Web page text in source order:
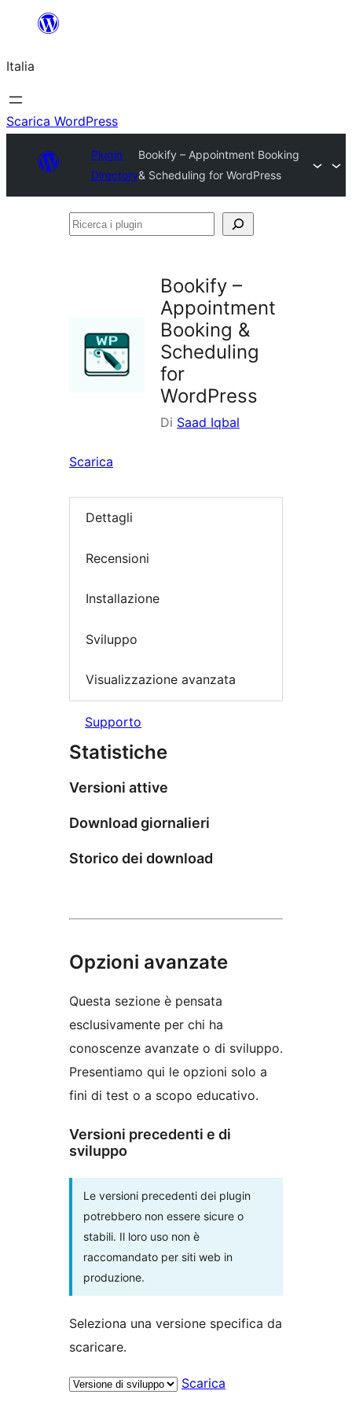
contenuto
Italia
Scarica WordPress
Plugin
Directory
Bookify – Appointment Booking
& Scheduling for WordPress
Ricerca
Bookify –
Appointment
Booking &
Scheduling
for
WordPress
Di Saad Iqbal
Scarica
Dettagli
Recensioni
Installazione
Sviluppo
Visualizzazione avanzata
Supporto
Statistiche
Versioni attive
Download giornalieri
Storico dei download
Opzioni avanzate
Questa sezione è pensata
esclusivamente per chi ha
conoscenze avanzate o di sviluppo.
Presentiamo qui le opzioni solo a
fini di test o a scopo educativo.
Versioni precedenti e di
sviluppo
Le versioni precedenti dei plugin
potrebbero non essere sicure o
stabili. Il loro uso non è
raccomandato per siti web in
produzione.
Seleziona una versione specifica da
scaricare.
Scarica